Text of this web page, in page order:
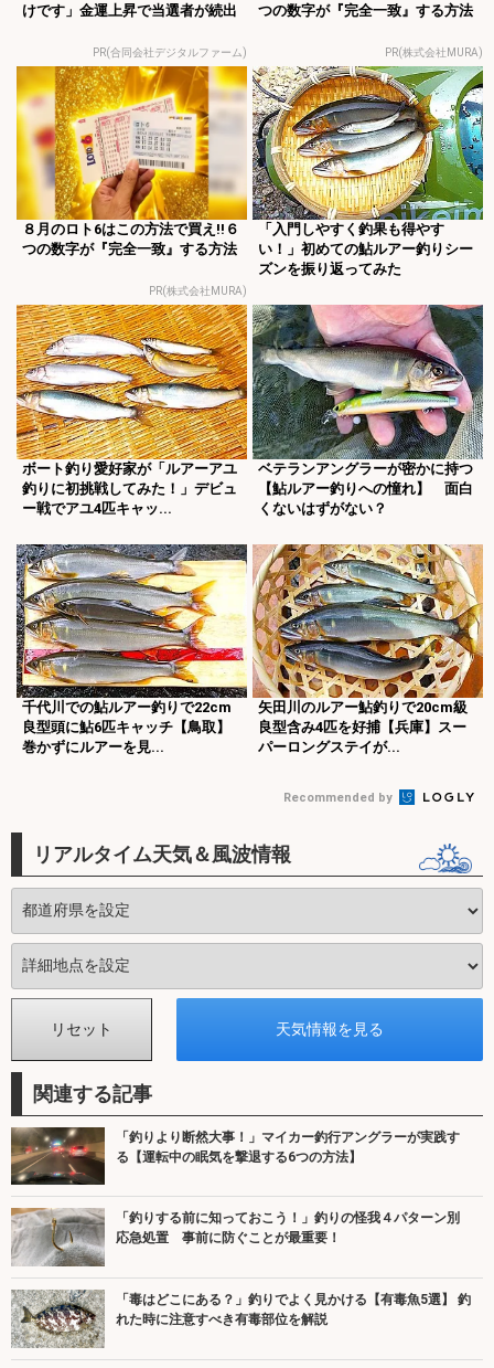
けです」金運上昇で当選者が続出
PR(合同会社デジタルファーム)
つの数字が『完全一致』する方法
PR(株式会社MURA)
８月のロト6はこの方法で買え!!６
つの数字が『完全一致』する方法
PR(株式会社MURA)
「入門しやすく釣果も得やす
い！」初めての鮎ルアー釣りシー
ズンを振り返ってみた
ボート釣り愛好家が「ルアーアユ
釣りに初挑戦してみた！」デビュ
ー戦でアユ4匹キャッ...
ベテランアングラーが密かに持つ
【鮎ルアー釣りへの憧れ】 面白
くないはずがない？
千代川での鮎ルアー釣りで22cm
良型頭に鮎6匹キャッチ【鳥取】
巻かずにルアーを見...
矢田川のルアー鮎釣りで20cm級
良型含み4匹を好捕【兵庫】スー
パーロングステイが...
Recommended by
リアルタイム天気＆風波情報
関連する記事
「釣りより断然大事！」マイカー釣行アングラーが実践す
る【運転中の眠気を撃退する6つの方法】
「釣りする前に知っておこう！」釣りの怪我４パターン別
応急処置 事前に防ぐことが最重要！
「毒はどこにある？」釣りでよく見かける【有毒魚5選】 釣
れた時に注意すべき有毒部位を解説